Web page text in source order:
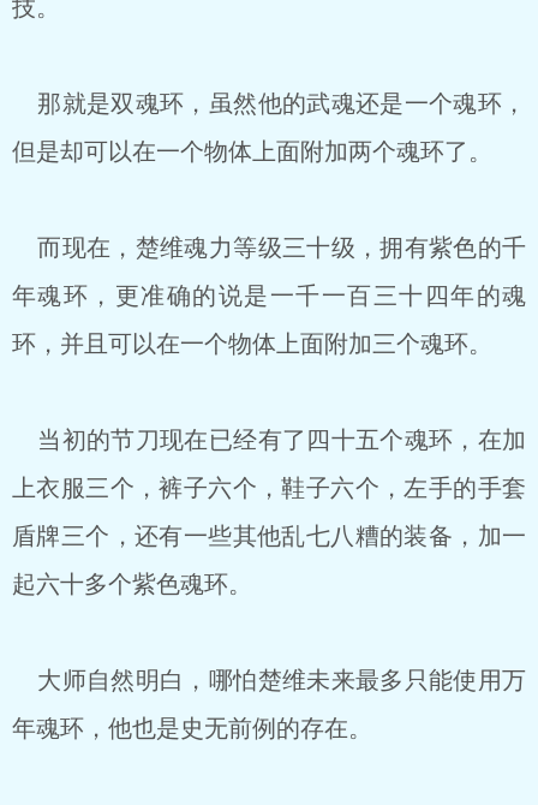
技。
那就是双魂环，虽然他的武魂还是一个魂环，
但是却可以在一个物体上面附加两个魂环了。
而现在，楚维魂力等级三十级，拥有紫色的千
年魂环，更准确的说是一千一百三十四年的魂
环，并且可以在一个物体上面附加三个魂环。
当初的节刀现在已经有了四十五个魂环，在加
上衣服三个，裤子六个，鞋子六个，左手的手套
盾牌三个，还有一些其他乱七八糟的装备，加一
起六十多个紫色魂环。
大师自然明白，哪怕楚维未来最多只能使用万
年魂环，他也是史无前例的存在。